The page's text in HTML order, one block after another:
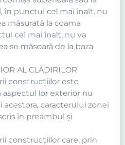
în punctul cel mai înalt, nu
măsurată la coama
cel mai înalt, nu va
se măsoară de la baza
AL CLĂDIRILOR
construcţiilor este
aspectul lor exterior nu
caracterului zonei
în preambul şi
construcţiilor care, prin